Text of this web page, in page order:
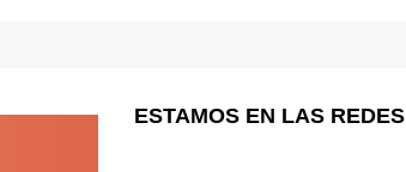
ESTAMOS EN LAS REDES